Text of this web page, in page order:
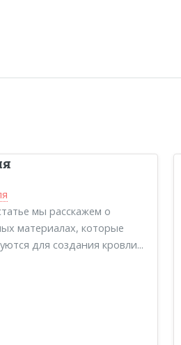
мы расскажем о
материалах, которые
для создания кровли...